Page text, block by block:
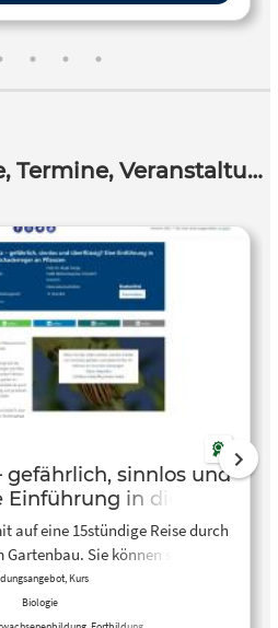
Bildungsangebote, Termine, Veranstaltungen
gefährlich, sinnlos und
in die Welt
an Pflanzen
auf eine 15stündige Reise durch
Sie können sich an
viele verschiedene Aspekte der
Kurs
Biologie